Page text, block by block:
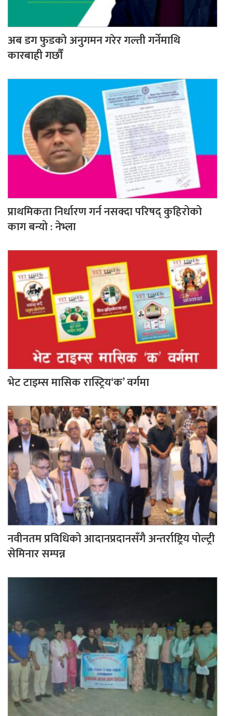
अब डग फुडको अनुगमन गरेर गल्ती गर्नेमाथि
कारबाही गर्छौं
प्राथमिकता निर्धारण गर्न नसक्दा परिषद् कुहिरोको
काग बन्यो : नेभ्ला
भेट टाइम्स मासिक रास्ट्रिय‘क’ वर्गमा
नवीनतम प्रविधिको आदानप्रदानसँगै अन्तर्राष्ट्रिय पोल्ट्री
सेमिनार सम्पन्न